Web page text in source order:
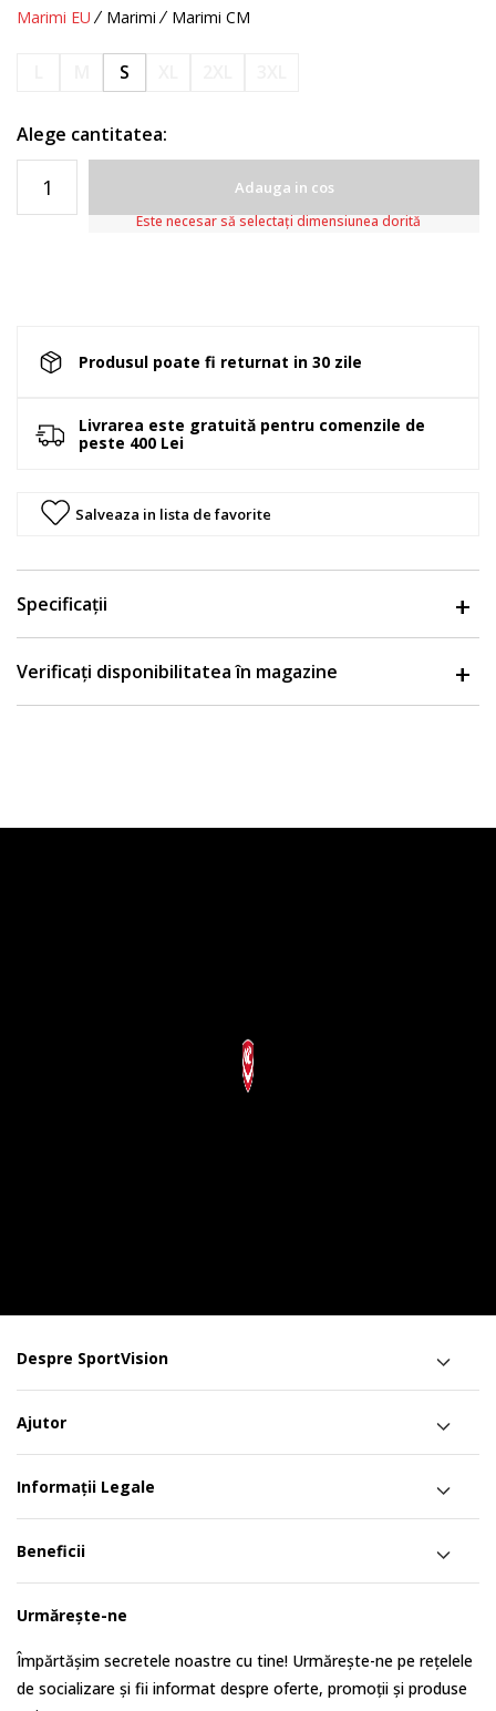
Marimi EU Marimi Marimi CM
S
Alege cantitatea:
Adauga in cos
Este necesar să selectați dimensiunea dorită
Produsul poate fi returnat in 30 zile
Livrarea este gratuită pentru comenzile de
peste 400 Lei
Salveaza in lista de favorite
Specificații
Verificați disponibilitatea în magazine
Despre SportVision
Ajutor
Informații Legale
Beneficii
Urmărește-ne
Împărtășim secretele noastre cu tine! Urmărește-ne pe rețelele
de socializare și fii informat despre oferte, promoții și produse